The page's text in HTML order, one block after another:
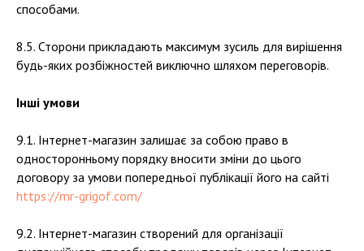
способами.
8.5. Сторони прикладають максимум зусиль для вирішення
будь-яких розбіжностей виключно шляхом переговорів.
Інші умови
9.1. Інтернет-магазин залишає за собою право в
односторонньому порядку вносити зміни до цього
договору за умови попередньої публікації його на сайті
https://mr-grigof.com/
9.2. Інтернет-магазин створений для організації